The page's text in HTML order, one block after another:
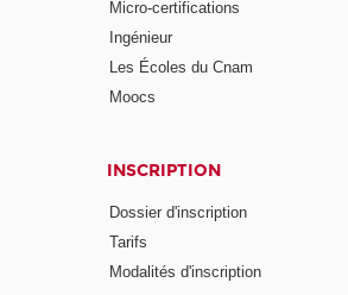
Micro-certifications
Ingénieur
Les Écoles du Cnam
Moocs
INSCRIPTION
Dossier d'inscription
Tarifs
Modalités d'inscription